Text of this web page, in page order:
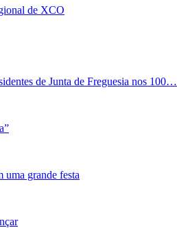
de XCO
de Junta de Freguesia nos 100…
uma grande festa